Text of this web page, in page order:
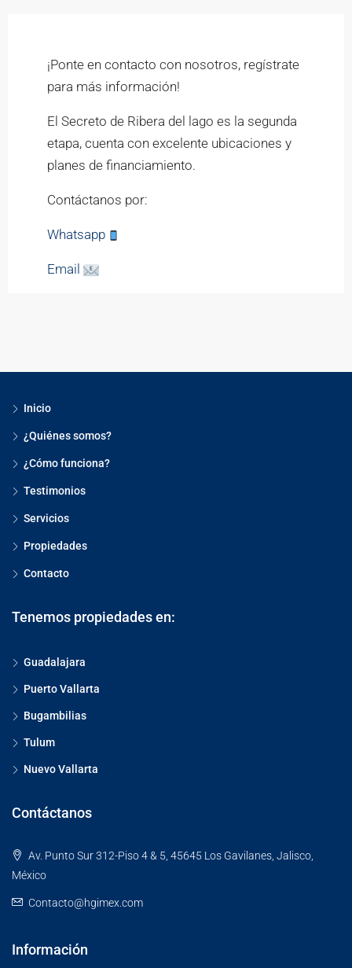
¡Ponte en contacto con nosotros, regístrate
para más información!
El Secreto de Ribera del lago es la segunda
etapa, cuenta con excelente ubicaciones y
planes de financiamiento.
Contáctanos por:
Whatsapp
Email
Inicio
¿Quiénes somos?
¿Cómo funciona?
Testimonios
Servicios
Propiedades
Contacto
Tenemos propiedades en:
Guadalajara
Puerto Vallarta
Bugambilias
Tulum
Nuevo Vallarta
Contáctanos
Av. Punto Sur 312-Piso 4 & 5, 45645 Los Gavilanes, Jalisco,
México
Contacto@hgimex.com
Información